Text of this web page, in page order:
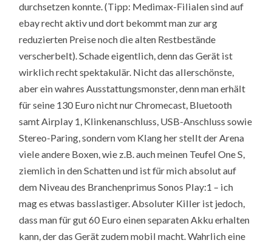
durchsetzen konnte. (Tipp: Medimax-Filialen sind auf
ebay recht aktiv und dort bekommt man zur arg
reduzierten Preise noch die alten Restbestände
verscherbelt). Schade eigentlich, denn das Gerät ist
wirklich recht spektakulär. Nicht das allerschönste,
aber ein wahres Ausstattungsmonster, denn man erhält
für seine 130 Euro nicht nur Chromecast, Bluetooth
samt Airplay 1, Klinkenanschluss, USB-Anschluss sowie
Stereo-Paring, sondern vom Klang her stellt der Arena
viele andere Boxen, wie z.B. auch meinen Teufel One S,
ziemlich in den Schatten und ist für mich absolut auf
dem Niveau des Branchenprimus Sonos Play:1 – ich
mag es etwas basslastiger. Absoluter Killer ist jedoch,
dass man für gut 60 Euro einen separaten Akku erhalten
kann, der das Gerät zudem mobil macht. Wahrlich eine